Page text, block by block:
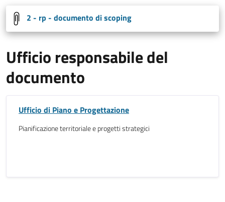
2 - rp - documento di scoping
Ufficio responsabile del
documento
Ufficio di Piano e Progettazione
Pianificazione territoriale e progetti strategici